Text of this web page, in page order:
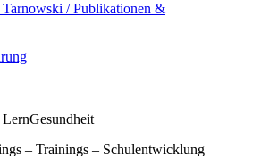
/ Publikationen &
– Trainings – Schulentwicklung